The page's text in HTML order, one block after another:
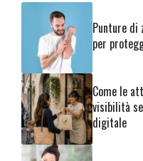
Punture di
per
Come le
visibilità
digitale